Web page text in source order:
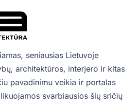
seniausias Lietuvoje
architektūros, interjero ir kitas
pavadinimu veikia ir portalas
svarbiausios šių sričių